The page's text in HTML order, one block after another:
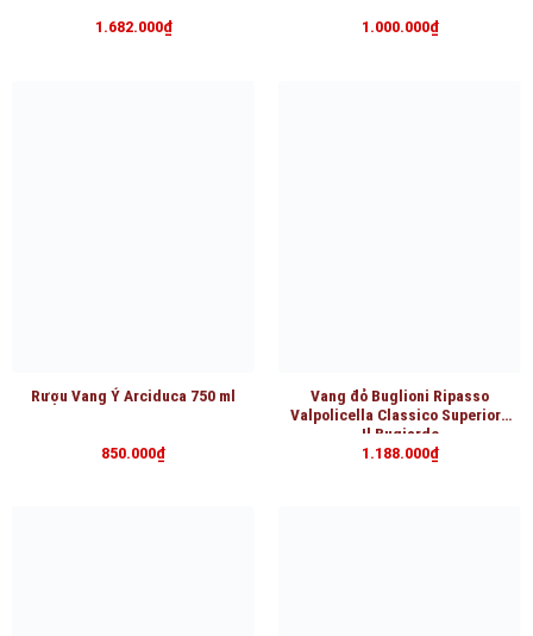
1.682.000₫
1.000.000₫
Rượu Vang Ý Arciduca 750 ml
850.000₫
Vang đỏ Buglioni Ripasso
Valpolicella Classico Superiore
Il Bugiardo
1.188.000₫